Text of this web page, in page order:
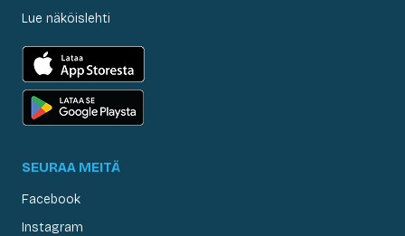
Lue näköislehti
SEURAA MEITÄ
Facebook
Instagram